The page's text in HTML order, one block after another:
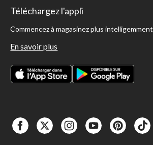
Téléchargez l'appli
Commencez à magasinez plus intelligemment
En savoir plus